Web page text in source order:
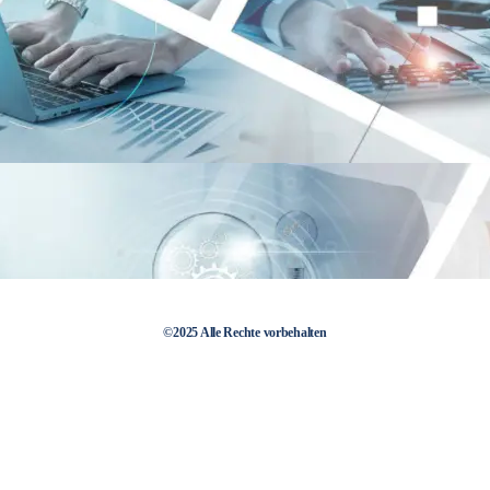
©2025 Alle Rechte vorbehalten